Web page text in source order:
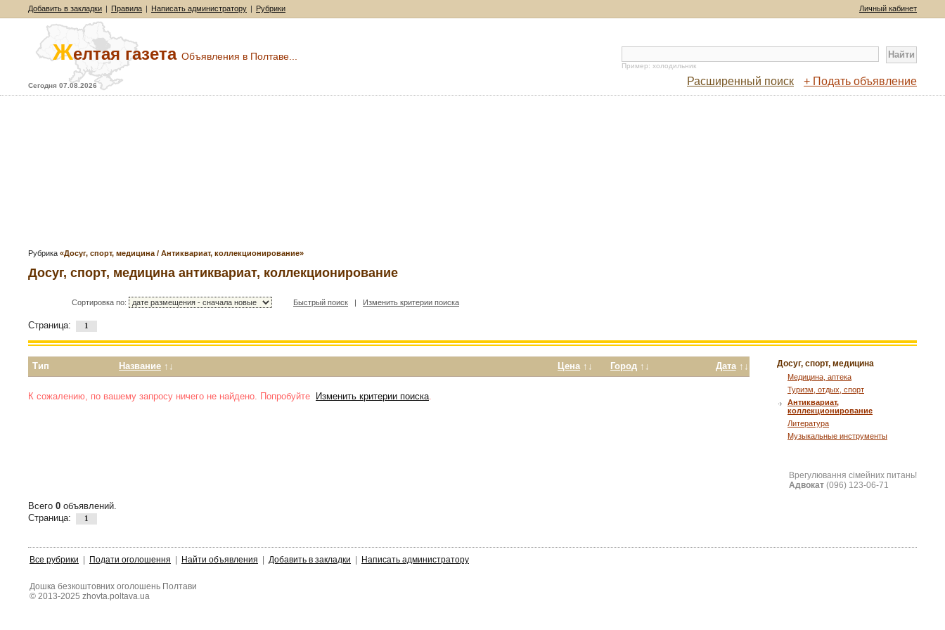
Добавить в закладки | Правила | Написать администратору | Рубрики Личный кабинет
Желтая газета Объявления в Полтаве...
Сегодня 07.08.2026
Пример: холодильник
Расширенный поиск + Подать объявление
Рубрика «Досуг, спорт, медицина / Антиквариат, коллекционирование»
Досуг, спорт, медицина антиквариат, коллекционирование
Сортировка по: Быстрый поиск | Изменить критерии поиска
Страница: 1
Тип Название ↑↓ Цена ↑↓ Город ↑↓ Дата ↑↓
К сожалению, по вашему запросу ничего не найдено. Попробуйте Изменить критерии поиска.
Досуг, спорт, медицина
Медицина, аптека
Туризм, отдых, спорт
Антиквариат,
коллекционирование
Литература
Музыкальные инструменты
Врегулювання сімейних питань!
Адвокат (096) 123-06-71
Всего 0 объявлений.
Страница:
1
Все рубрики Подати оголошення Найти объявления Добавить в закладки Написать администратору
Дошка безкоштовних оголошень Полтави
© 2013-2025 zhovta.poltava.ua